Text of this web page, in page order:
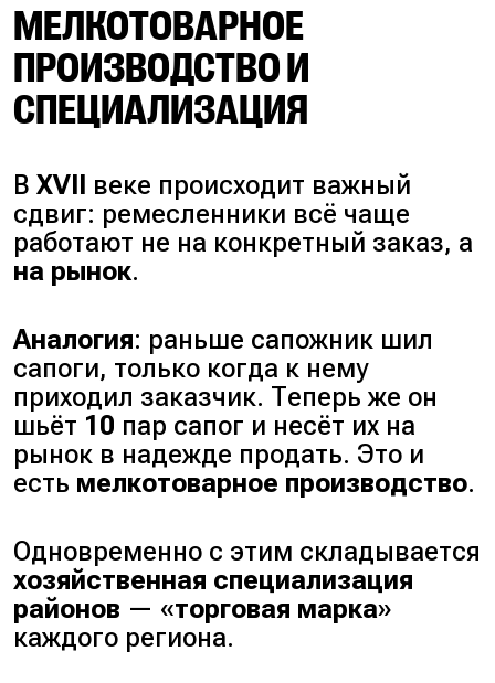
МЕЛКОТОВАРНОЕ
ПРОИЗВОДСТВО И
СПЕЦИАЛИЗАЦИЯ
ВXVII веке происходит важный
сдвиг: ремесленники всё чаще
работают не на конкретный заказ, а
на рынок.
Аналогия: раньше сапожник шил
сапоги, только когда к нему
приходил заказчик. Теперь же он
шьёт 10 пар сапог и несёт их на
рынок в надежде продать. Это и
есть мелкотоварное производство.
Одновременно с этим складывается
хозяйственная специализация
районов — «торговая марка»
каждого региона.